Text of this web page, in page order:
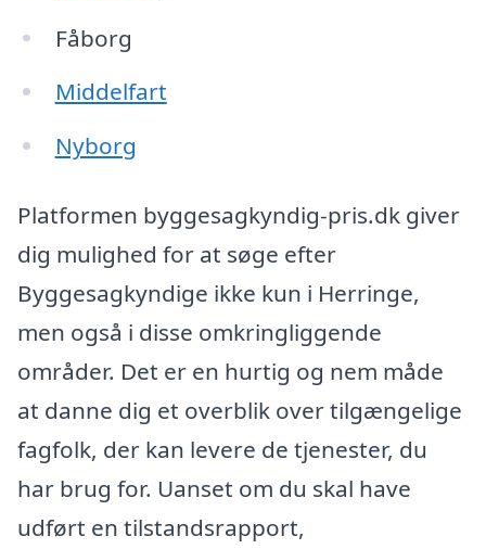
Fåborg
Middelfart
Nyborg
Platformen byggesagkyndig-pris.dk giver
dig mulighed for at søge efter
Byggesagkyndige ikke kun i Herringe,
men også i disse omkringliggende
områder. Det er en hurtig og nem måde
at danne dig et overblik over tilgængelige
fagfolk, der kan levere de tjenester, du
har brug for. Uanset om du skal have
udført en tilstandsrapport,